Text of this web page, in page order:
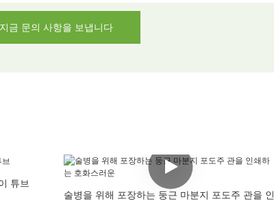
지금 문의 사항을 보냅니다
튜브
술병을 위해 포장하는 둥근 마분지 포도주 관을 인